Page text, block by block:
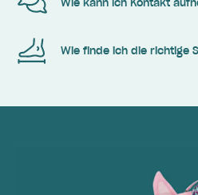
Wie finde ich die richtige